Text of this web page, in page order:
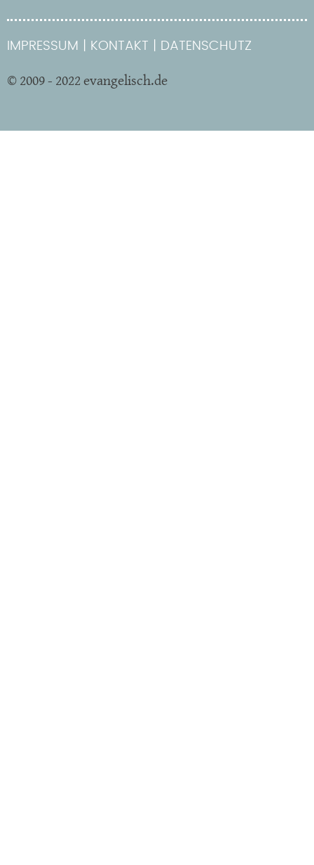
IMPRESSUM KONTAKT DATENSCHUTZ
© 2009 - 2022 evangelisch.de